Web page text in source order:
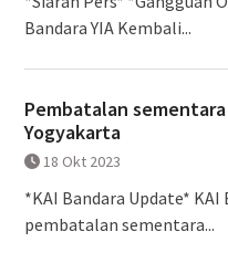
Bandara YIA Kembali...
Pembatalan sementara
Yogyakarta
18 Okt 2023
*KAI Bandara Update*
pembatalan sementara...